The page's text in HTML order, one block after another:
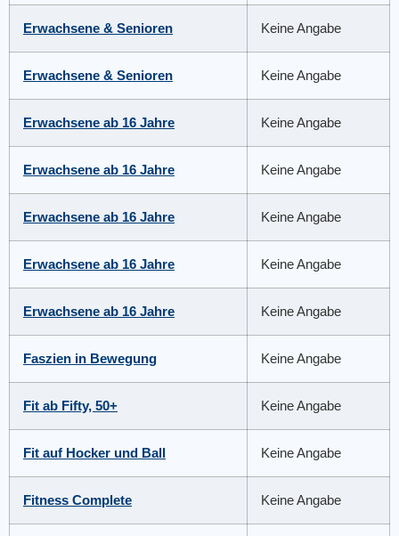
Erwachsene & Senioren Keine Angabe
Erwachsene & Senioren Keine Angabe
Erwachsene ab 16 Jahre Keine Angabe
Erwachsene ab 16 Jahre Keine Angabe
Erwachsene ab 16 Jahre Keine Angabe
Erwachsene ab 16 Jahre Keine Angabe
Erwachsene ab 16 Jahre Keine Angabe
Faszien in Bewegung Keine Angabe
Fit ab Fifty, 50+ Keine Angabe
Fit auf Hocker und Ball Keine Angabe
Fitness Complete Keine Angabe